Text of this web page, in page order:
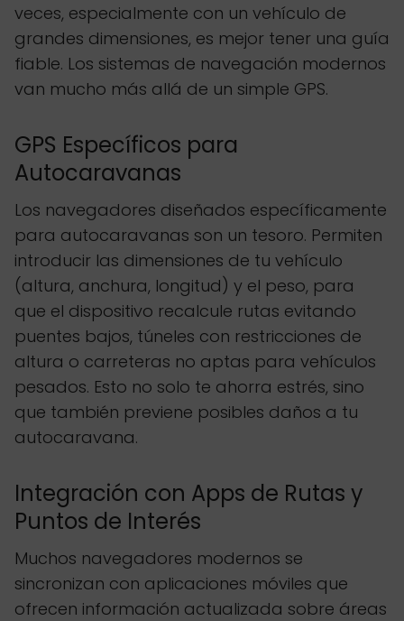
veces, especialmente con un vehículo de
grandes dimensiones, es mejor tener una guía
fiable. Los sistemas de navegación modernos
van mucho más allá de un simple GPS.
GPS Específicos para
Autocaravanas
Los navegadores diseñados específicamente
para autocaravanas son un tesoro. Permiten
introducir las dimensiones de tu vehículo
(altura, anchura, longitud) y el peso, para
que el dispositivo recalcule rutas evitando
puentes bajos, túneles con restricciones de
altura o carreteras no aptas para vehículos
pesados. Esto no solo te ahorra estrés, sino
que también previene posibles daños a tu
autocaravana.
Integración con Apps de Rutas y
Puntos de Interés
Muchos navegadores modernos se
sincronizan con aplicaciones móviles que
ofrecen información actualizada sobre áreas